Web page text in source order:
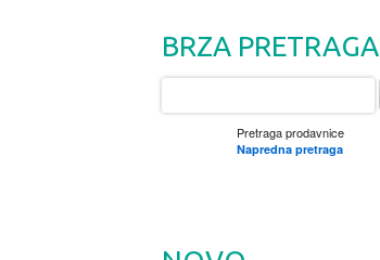
BRZA PRETRAGA
Pretraga prodavnice
Napredna pretraga